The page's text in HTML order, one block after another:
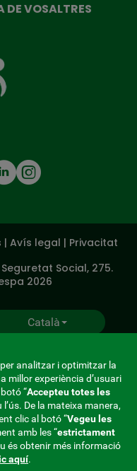
DE VOSALTRES
| Avís legal | Privacitat
Social, 275.
2026
Català
analitzar i optimitzar la
millor experiència d’usuari
“Accepteu totes les
l’ús. De la mateixa manera,
clic al botó “Vegeu les
amb les “estrictament
és obtenir més informació
aquí.